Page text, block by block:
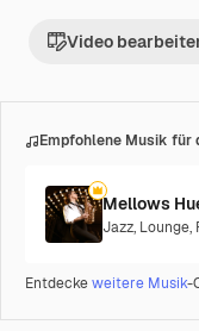
Video
Empfohlene Musik für
Mellows
Jazz, Lounge,
Entdeckeweitere Musik-